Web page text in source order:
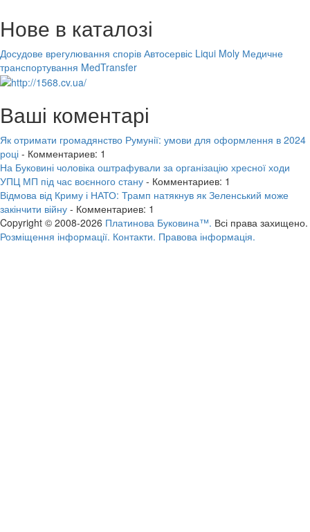
Нове в каталозі
Досудове врегулювання спорів Автосервіс Liqui Moly Медичне
транспортування MedTransfer
Ваші коментарі
Як отримати громадянство Румунії: умови для оформлення в 2024
році - Комментариев: 1
На Буковині чоловіка оштрафували за організацію хресної ходи
УПЦ МП під час воєнного стану - Комментариев: 1
Відмова від Криму і НАТО: Трамп натякнув як Зеленський може
закінчити війну - Комментариев: 1
Copyright © 2008-2026 Платинова Буковина™. Всі права захищено.
Розміщення інформації. Контакти. Правова інформація.